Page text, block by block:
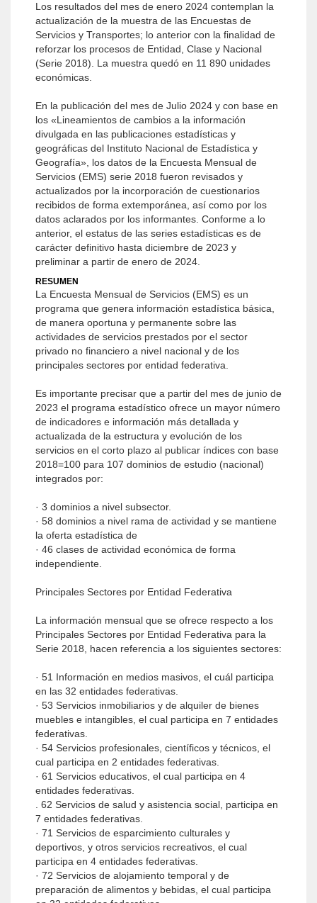
Los resultados del mes de enero 2024 contemplan la
actualización de la muestra de las Encuestas de
Servicios y Transportes; lo anterior con la finalidad de
reforzar los procesos de Entidad, Clase y Nacional
(Serie 2018). La muestra quedó en 11 890 unidades
económicas.
En la publicación del mes de Julio 2024 y con base en
los «Lineamientos de cambios a la información
divulgada en las publicaciones estadísticas y
geográficas del Instituto Nacional de Estadística y
Geografía», los datos de la Encuesta Mensual de
Servicios (EMS) serie 2018 fueron revisados y
actualizados por la incorporación de cuestionarios
recibidos de forma extemporánea, así como por los
datos aclarados por los informantes. Conforme a lo
anterior, el estatus de las series estadísticas es de
carácter definitivo hasta diciembre de 2023 y
preliminar a partir de enero de 2024.
RESUMEN
La Encuesta Mensual de Servicios (EMS) es un
programa que genera información estadística básica,
de manera oportuna y permanente sobre las
actividades de servicios prestados por el sector
privado no financiero a nivel nacional y de los
principales sectores por entidad federativa.
Es importante precisar que a partir del mes de junio de
2023 el programa estadístico ofrece un mayor número
de indicadores e información más detallada y
actualizada de la estructura y evolución de los
servicios en el corto plazo al publicar índices con base
2018=100 para 107 dominios de estudio (nacional)
integrados por:
· 3 dominios a nivel subsector.
· 58 dominios a nivel rama de actividad y se mantiene
la oferta estadística de
· 46 clases de actividad económica de forma
independiente.
Principales Sectores por Entidad Federativa
La información mensual que se ofrece respecto a los
Principales Sectores por Entidad Federativa para la
Serie 2018, hacen referencia a los siguientes sectores:
· 51 Información en medios masivos, el cuál participa
en las 32 entidades federativas.
· 53 Servicios inmobiliarios y de alquiler de bienes
muebles e intangibles, el cual participa en 7 entidades
federativas.
· 54 Servicios profesionales, científicos y técnicos, el
cual participa en 2 entidades federativas.
· 61 Servicios educativos, el cual participa en 4
entidades federativas.
. 62 Servicios de salud y asistencia social, participa en
7 entidades federativas.
· 71 Servicios de esparcimiento culturales y
deportivos, y otros servicios recreativos, el cual
participa en 4 entidades federativas.
· 72 Servicios de alojamiento temporal y de
preparación de alimentos y bebidas, el cual participa